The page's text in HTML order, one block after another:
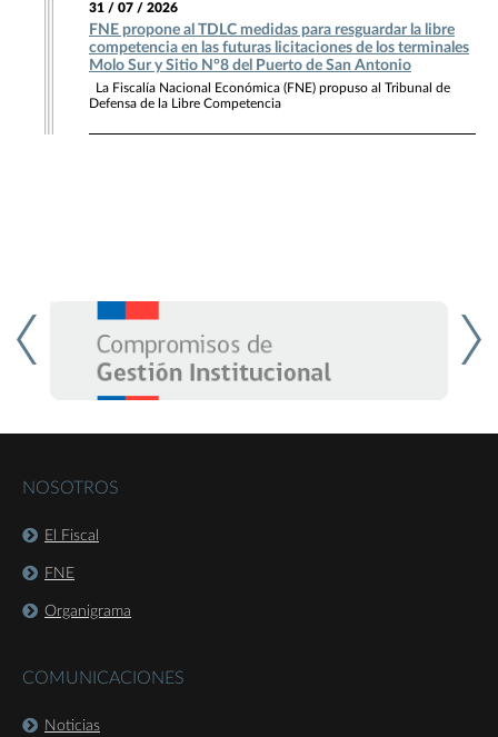
31 / 07 / 2026
FNE propone al TDLC medidas para resguardar la libre
competencia en las futuras licitaciones de los terminales
Molo Sur y Sitio N°8 del Puerto de San Antonio
La Fiscalía Nacional Económica (FNE) propuso al Tribunal de
Defensa de la Libre Competencia
NOSOTROS
El Fiscal
FNE
Organigrama
COMUNICACIONES
Noticias